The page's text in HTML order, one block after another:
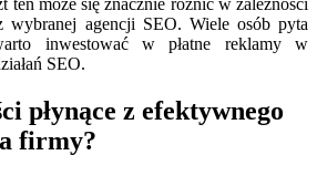
wybranej agencji SEO. Wiele osób pyta
inwestować w płatne reklamy w
SEO.
płynące z efektywnego
firmy?